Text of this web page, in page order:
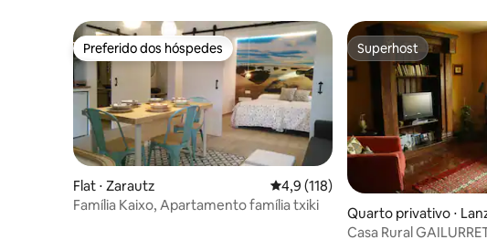
Preferido dos hóspedes
Preferido dos hóspedes
Flat ⋅ Zarautz 4,9 de uma avaliação média de 5,
4,9 (118)
Família Kaixo, Apartamento família txiki
Superhost
Superhost
Quarto privativo ⋅
das
Casa Rural